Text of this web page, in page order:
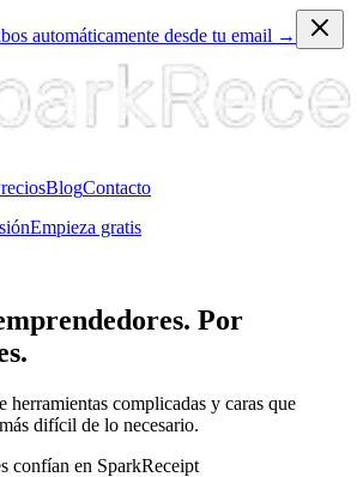
automáticamente desde tu email →
BlogContacto
Empieza gratis
Por
herramientas complicadas y caras que
difícil de lo necesario.
confían en SparkReceipt